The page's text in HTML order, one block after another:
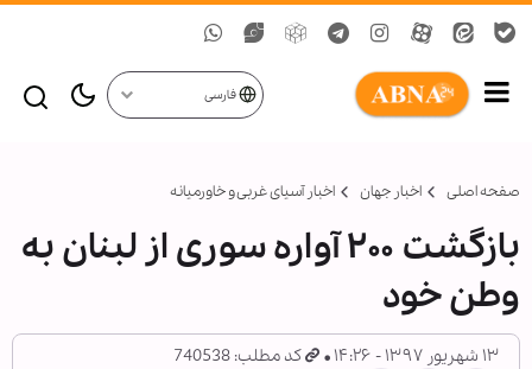
فارسی
صفحه اصلی اخبار جهان اخبار آسیای غربی و خاورمیانه
بازگشت ۲۰۰ آواره سوری از لبنان به
وطن خود
۱۳ شهریور ۱۳۹۷ - ۱۴:۲۶ کد مطلب: 740538